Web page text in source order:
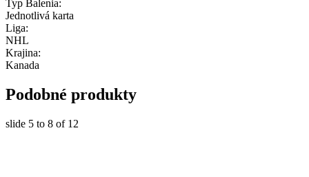
Typ Balenia:
Jednotlivá karta
Liga:
NHL
Krajina:
Kanada
Podobné produkty
slide 5 to 8 of 12